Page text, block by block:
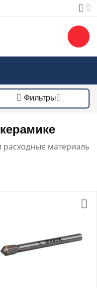
Фильтры
расходные материалы